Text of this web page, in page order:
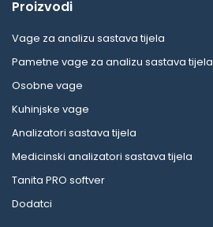
Proizvodi
Vage za analizu sastava tijela
Pametne vage za analizu sastava tijela
Osobne vage
Kuhinjske vage
Analizatori sastava tijela
Medicinski analizatori sastava tijela
Tanita PRO softver
Dodatci